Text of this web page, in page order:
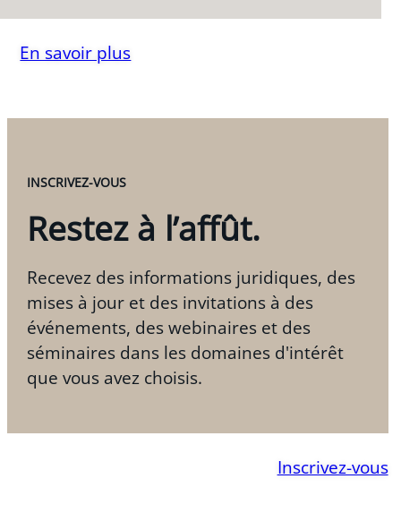
En savoir plus
INSCRIVEZ-VOUS
Restez à l’affût.
Recevez des informations juridiques, des
mises à jour et des invitations à des
événements, des webinaires et des
séminaires dans les domaines d'intérêt
que vous avez choisis.
Inscrivez-vous